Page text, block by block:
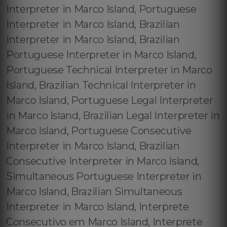
Interpreter in Marco Island, Portuguese
Interpreter in Marco Island, Brazilian
Interpreter in Marco Island, Brazilian
Portuguese Interpreter in Marco Island,
Portuguese Technical Interpreter in Marco
Island, Brazilian Technical Interpreter in
Marco Island, Portuguese Legal Interpreter
in Marco Island, Brazilian Legal Interpreter in
Marco Island, Portuguese Consecutive
Interpreter in Marco Island, Brazilian
Consecutive Interpreter in Marco Island,
Simultaneous Portuguese Interpreter in
Marco Island, Brazilian Simultaneous
Interpreter in Marco Island, Interprete
Consecutivo em Marco Island, Interprete